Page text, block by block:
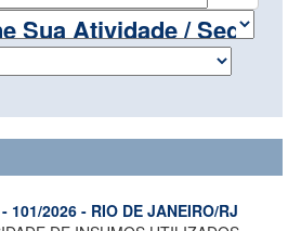
- 101/2026 - RIO DE JANEIRO/RJ